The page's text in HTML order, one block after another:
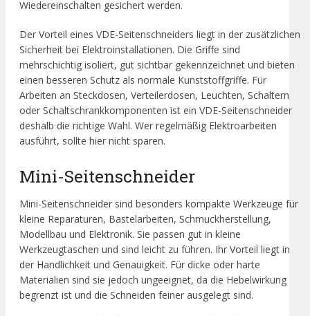
Wiedereinschalten gesichert werden.
Der Vorteil eines VDE-Seitenschneiders liegt in der zusätzlichen
Sicherheit bei Elektroinstallationen. Die Griffe sind
mehrschichtig isoliert, gut sichtbar gekennzeichnet und bieten
einen besseren Schutz als normale Kunststoffgriffe. Für
Arbeiten an Steckdosen, Verteilerdosen, Leuchten, Schaltern
oder Schaltschrankkomponenten ist ein VDE-Seitenschneider
deshalb die richtige Wahl. Wer regelmäßig Elektroarbeiten
ausführt, sollte hier nicht sparen.
Mini-Seitenschneider
Mini-Seitenschneider sind besonders kompakte Werkzeuge für
kleine Reparaturen, Bastelarbeiten, Schmuckherstellung,
Modellbau und Elektronik. Sie passen gut in kleine
Werkzeugtaschen und sind leicht zu führen. Ihr Vorteil liegt in
der Handlichkeit und Genauigkeit. Für dicke oder harte
Materialien sind sie jedoch ungeeignet, da die Hebelwirkung
begrenzt ist und die Schneiden feiner ausgelegt sind.